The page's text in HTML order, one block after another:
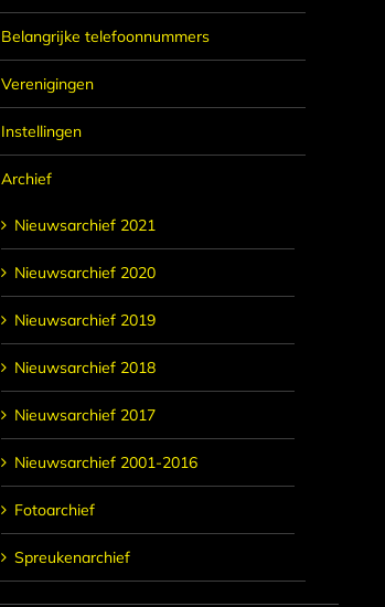
Belangrijke telefoonnummers
Verenigingen
Instellingen
Archief
Nieuwsarchief 2021
Nieuwsarchief 2020
Nieuwsarchief 2019
Nieuwsarchief 2018
Nieuwsarchief 2017
Nieuwsarchief 2001-2016
Fotoarchief
Spreukenarchief